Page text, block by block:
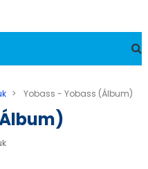
> Yobass - Yobass (Álbum)